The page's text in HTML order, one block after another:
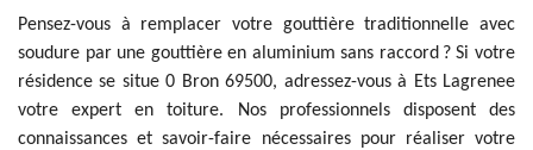
Pensez-vous à remplacer votre gouttière traditionnelle avec
soudure par une gouttière en aluminium sans raccord ? Si votre
résidence se situe 0 Bron 69500, adressez-vous à Ets Lagrenee
votre expert en toiture. Nos professionnels disposent des
connaissances et savoir-faire nécessaires pour réaliser votre